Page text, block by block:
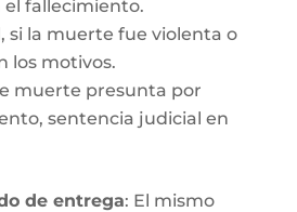
fallecimiento.
si la muerte fue violenta o
los motivos.
muerte presunta por
sentencia judicial en
de entrega: El mismo